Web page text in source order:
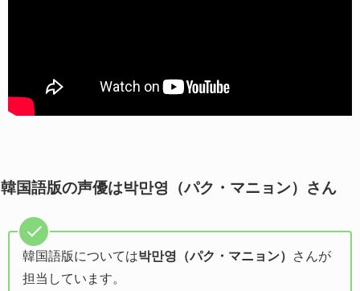
韓国語版の声優は박만영（パク・マニョン）さん
韓国語版については박만영（パク・マニョン）
さんが
担当しています。